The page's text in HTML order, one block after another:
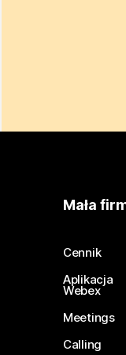
Mała
Cennik
Aplikacja
Webex
Meetings
Calling